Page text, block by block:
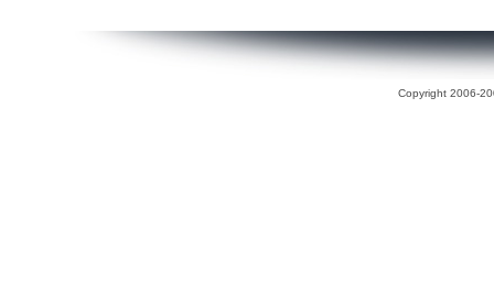
Copyright 2006-